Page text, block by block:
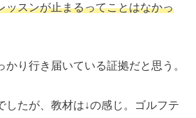
ッスンが止まるってことはなかっ
かり行き届いている証拠だと思う。
したが、教材は↓の感じ。ゴルフテ